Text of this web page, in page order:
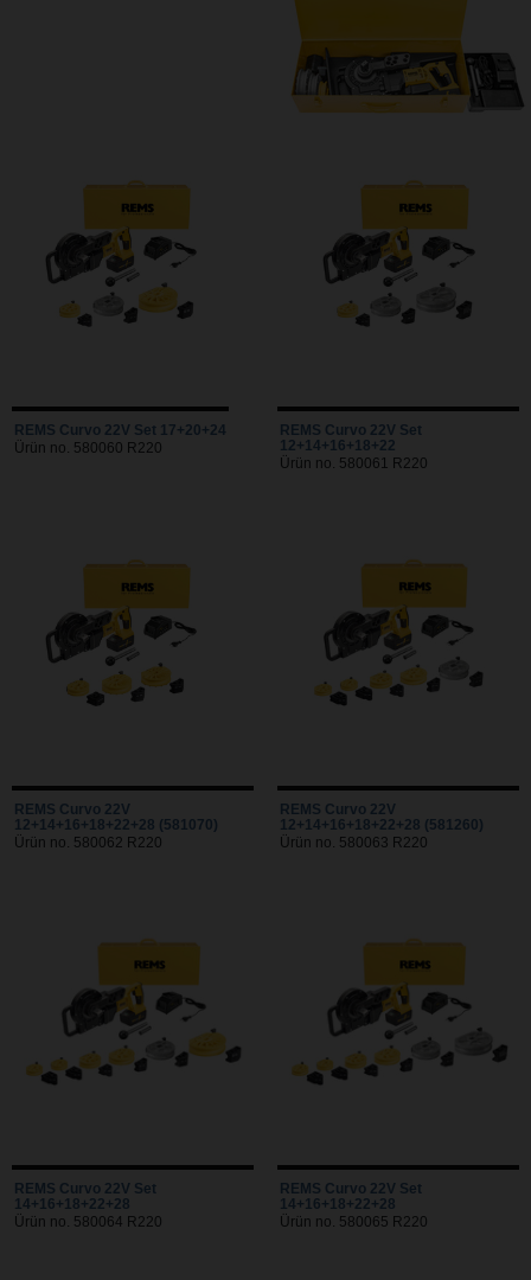
REMS Curvo 22V Set 17+20+24
Ürün no. 580060 R220
REMS Curvo 22V Set
12+14+16+18+22
Ürün no. 580061 R220
REMS Curvo 22V
12+14+16+18+22+28 (581070)
Ürün no. 580062 R220
REMS Curvo 22V
12+14+16+18+22+28 (581260)
Ürün no. 580063 R220
REMS Curvo 22V Set
14+16+18+22+28
Ürün no. 580064 R220
REMS Curvo 22V Set
14+16+18+22+28
Ürün no. 580065 R220